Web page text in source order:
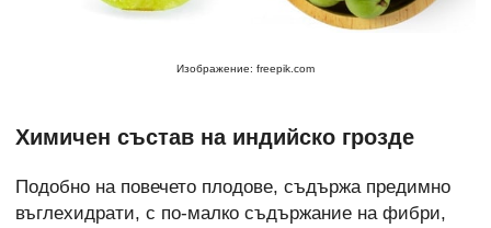
Изображение: freepik.com
Химичен състав на индийско грозде
Подобно на повечето плодове, съдържа предимно
въглехидрати, с по-малко съдържание на фибри,